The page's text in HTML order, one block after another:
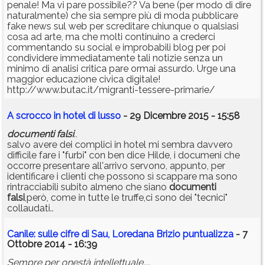
penale! Ma vi pare possibile?? Va bene (per modo di dire
naturalmente) che sia sempre più di moda pubblicare
fake news sul web per screditare chiunque o qualsiasi
cosa ad arte, ma che molti continuino a crederci
commentando su social e improbabili blog per poi
condividere immediatamente tali notizie senza un
minimo di analisi critica pare ormai assurdo. Urge una
maggior educazione civica digitale!
http://www.butac.it/migranti-tessere-primarie/
A scrocco in hotel di lusso - 29 Dicembre 2015 - 15:58
documenti falsi..
salvo avere dei complici in hotel mi sembra davvero
difficile fare i "furbi" con ben dice Hilde, i documeni che
occorre presentare all'arrivo servono, appunto, per
identificare i clienti che possono sì scappare ma sono
rintracciabili subito almeno che siano documenti
falsi,però, come in tutte le truffe,ci sono dei "tecnici"
collaudati..
Canile: sulle cifre di Sau, Loredana Brizio puntualizza - 7
Ottobre 2014 - 16:39
Sempre per onestà intellettuale....